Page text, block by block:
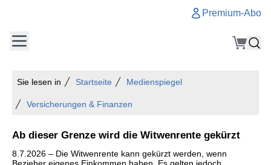
Premium-Abo
Sie lesen in Startseite Medienspiegel
Versicherungen & Finanzen
Ab dieser Grenze wird die Witwenrente gekürzt
8.7.2026 – Die Witwenrente kann gekürzt werden, wenn